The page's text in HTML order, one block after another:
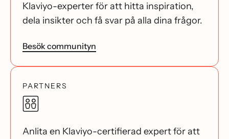
Klaviyo-experter för att hitta inspiration,
dela insikter och få svar på alla dina frågor.
Besök communityn
PARTNERS
Anlita en Klaviyo-certifierad expert för att